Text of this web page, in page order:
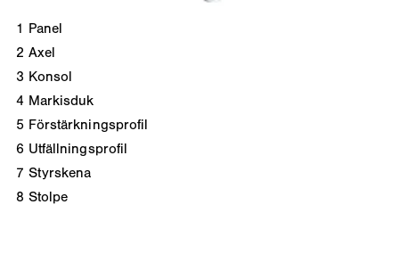
1 Panel
2 Axel
3 Konsol
4 Markisduk
5 Förstärkningsprofil
6 Utfällningsprofil
7 Styrskena
8 Stolpe